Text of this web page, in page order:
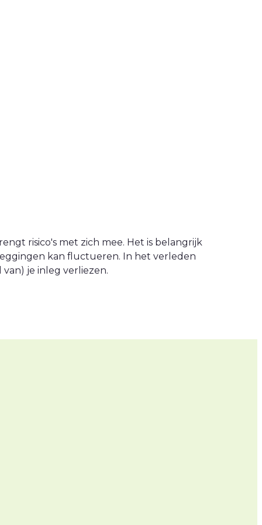
risico's met zich mee. Het is belangrijk
kan fluctueren. In het verleden
je inleg verliezen.